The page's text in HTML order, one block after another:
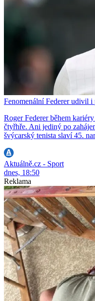
Fenomenální Federer udivil i
Roger Federer během
čtyřhře. Ani jediný po
švýcarský tenista slaví 45.
Aktuálně.cz - Sport
dnes, 18:50
Reklama